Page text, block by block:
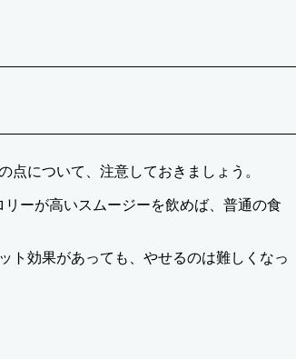
について、注意しておきましょう。
ーが高いスムージーを飲めば、普通の食
ト効果があっても、やせるのは難しくなっ